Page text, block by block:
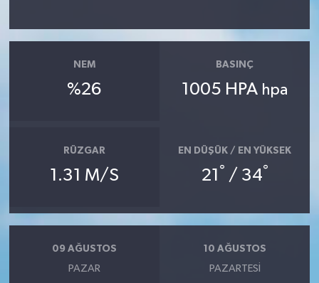
NEM
%26
BASINÇ
1005 HPA hpa
RÜZGAR
1.31 M/S
EN DÜŞÜK / EN YÜKSEK
21 ° / 34°
09 AĞUSTOS
PAZAR
10 AĞUSTOS
PAZARTESI